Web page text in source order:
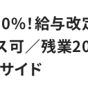
！給与改
可／残業
イド